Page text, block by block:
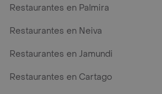
Restaurantes en Palmira
Restaurantes en Neiva
Restaurantes en Jamundi
Restaurantes en Cartago